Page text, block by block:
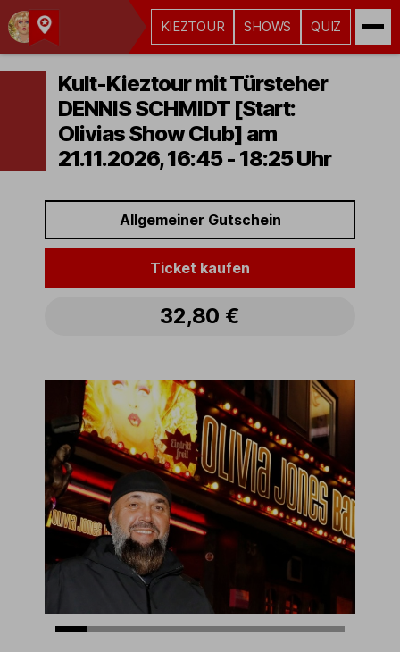
Kult-
Kieztouren
Hamburg
KIEZTOUR SHOWS QUIZ
Kult-Kieztour mit Türsteher
DENNIS SCHMIDT [Start:
Olivias Show Club] am
21.11.2026, 16:45 - 18:25 Uhr
Allgemeiner Gutschein
Ticket kaufen
32,80 €